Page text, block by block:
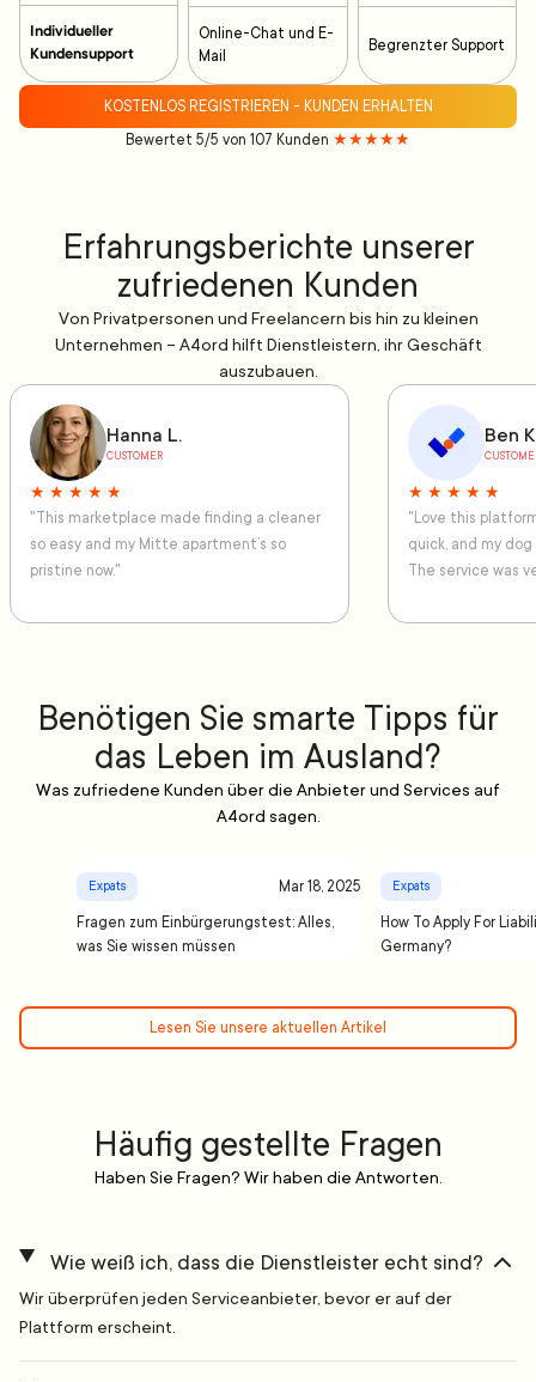
Individueller
Kundensupport
Online-Chat und E-
Mail
Begrenzter Support
KOSTENLOS REGISTRIEREN - KUNDEN ERHALTEN
Bewertet 5/5 von 107 Kunden ★★★★★
Erfahrungsberichte unserer
zufriedenen Kunden
Von Privatpersonen und Freelancern bis hin zu kleinen
Unternehmen – A4ord hilft Dienstleistern, ihr Geschäft
auszubauen.
Hanna L.
CUSTOMER
★ ★ ★ ★ ★
"This marketplace made finding a cleaner
so easy and my Mitte apartment’s so
pristine now."
Ben
★ ★ ★ ★ ★
"Love this
quick, and my
The service was
Benötigen Sie smarte Tipps für
das Leben im Ausland?
Was zufriedene Kunden über die Anbieter und Services auf
A4ord sagen.
Expats Mar 18, 2025
Fragen zum Einbürgerungstest: Alles,
was Sie wissen müssen
Expats
How To Apply For
Germany?
Lesen Sie unsere aktuellen Artikel
Häufig gestellte Fragen
Haben Sie Fragen? Wir haben die Antworten.
Wie weiß ich, dass die Dienstleister echt sind?
Wir überprüfen jeden Serviceanbieter, bevor er auf der
Plattform erscheint.